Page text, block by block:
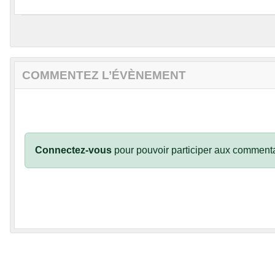
COMMENTEZ L’ÉVÈNEMENT
Connectez-vous pour pouvoir participer aux